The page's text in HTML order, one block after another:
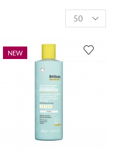
Products
per
NEW